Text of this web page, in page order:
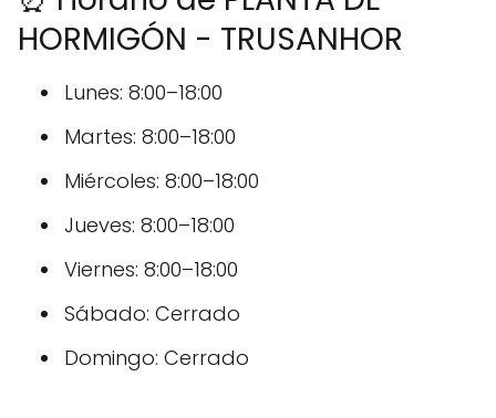
HORMIGÓN - TRUSANHOR
Lunes: 8:00–18:00
Martes: 8:00–18:00
Miércoles: 8:00–18:00
Jueves: 8:00–18:00
Viernes: 8:00–18:00
Sábado: Cerrado
Domingo: Cerrado